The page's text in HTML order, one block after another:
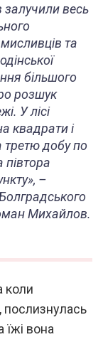
весь
мисливців та
більшого
розшук
У лісі
квадрати і
третю добу по
півтора
», –
Михайлов.
коли
послизнулась
їжі вона